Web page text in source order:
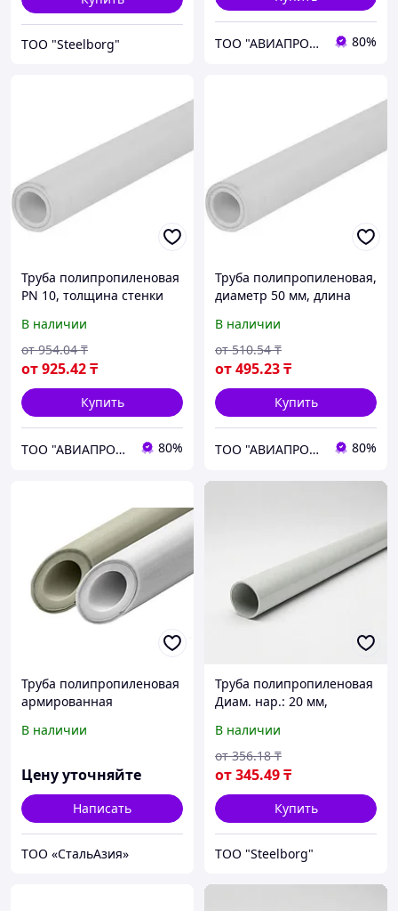
ТОО "Steelborg" ТОО "АВИАПРОМСТАЛЬ" 80%
Труба полипропиленовая
PN 10, толщина стенки
длина 4000 мм
В наличии
от925.42₸
от 954.04 ₸
Купить
ТОО "АВИАПРОМСТАЛЬ" 80%
Труба полипропиленовая,
диаметр 50 мм, длина
В наличии
от495.23₸
от 510.54 ₸
Купить
ТОО "АВИАПРОМСТАЛЬ" 80%
Труба полипропиленовая
армированная
белая VALFEX 50х8,3 мм РУ
2015
В наличии
Цену уточняйте
Написать
ТОО «СтальАзия»
Труба полипропиленовая
Диам. нар.: 20 мм,
140 м
В наличии
от345.49₸
от 356.18 ₸
Купить
ТОО "Steelborg"